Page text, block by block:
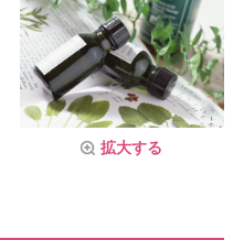
拡大する